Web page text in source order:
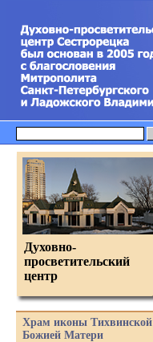
Духовно-
просветительский
центр
Храм иконы Тихвинской
Божией Матери